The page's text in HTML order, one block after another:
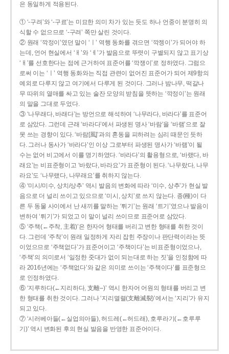
은 동일하게 적용된다.
① ‘-구려’와 ‘-구료’는 미묘한 의미 차가 있는 듯도 하나 언중이 분명히 의
식할 수 없으므로 ‘-구려’ 쪽만 살린 것이다.
② 원래 ‘깍정이’였던 말이 ‘ㅣ’ 역행 동화를 겪으면 ‘깍젱이’가 되어야 하
는데, 언어 현실에서 ‘ㅐ’와 ‘ㅔ’가 발음으로 뚜렷이 구별되지 않고 표기상
‘ㅐ’를 선호한다는 점에 근거하여 표준어를 ‘깍쟁이’로 정하였다. 그럼으
로써 이는 ‘ㅣ’ 역행 동화와는 직접 관련이 없어진 표준어가 되어 제9항의
예외로 다루지 않고 여기에서 다루게 된 것이다. 그러나 밤나무, 떡갈나
무 따위의 열매를 싸고 있는 술잔 모양의 받침을 뜻하는 ‘깍정이’는 원래
의 말을 그대로 두었다.
③ ‘나무래다, 바래다’는 방언으로 해석하여 ‘나무라다, 바라다’를 표준어
로 삼았다. 그런데 근래 ‘바라다’에서 파생된 명사 ‘바람’을 ‘바램’으로 잘
못 쓰는 경향이 있다. ‘바람[風]’과의 혼동을 피하려는 심리 때문인 듯하
다. 그러나 동사가 ‘바라다’인 이상 그로부터 파생된 명사가 ‘바램’이 될
수는 없어 비고에서 이를 명기하였다. ‘바라다’의 활용형으로, ‘바랬다, 바
래요’는 비표준형이고 ‘바랐다, 바라요’가 표준형이 된다. ‘나무랐다, 나무
라요’도 ‘나무랬다, 나무래요’를 취하지 않는다.
④ ‘미시/미수, 상치/상추’ 역시 발음의 변화에 따라 ‘미수, 상추’가 현실 발
음으로 더 널리 쓰이고 있으므로 ‘미시, 상치’로 쓰지 않는다. 종(種)이 다
른 두 동물 사이에서 난 새끼를 말하는 ‘튀기’는 원래 ‘트기’였으나 발음이
변하여 ‘튀기’가 되었고 이 말이 널리 쓰이므로 표준어로 삼았다.
⑤ ‘주책(←주착, 主着)’은 한자어 형태를 버리고 변한 형태를 취한 것이
다. 그런데 ‘주착’이 원래 일정하게 자리 잡힌 주장이나 판단력이라는 뜻
이었으므로 ‘주책없다’가 표준어이고 ‘주책이다’는 비표준형이었으나,
‘주책’의 의미로서 ‘일정한 줏대가 없이 되는대로 하는 짓’을 인정함에 따
라 2016년에는 ‘주책없다’와 같은 의미로 쓰이는 ‘주책이다’를 표준형으
로 인정하였다.
⑥ ‘지루하다(←지리하다, 支離--)’ 역시 한자어 어원의 형태를 버리고 변
한 형태를 취한 것이다. 그러나 ‘지리멸렬(支離滅裂)’에서는 ‘지리’가 유지
되고 있다.
⑦ ‘시러베아들(←실업의아들), 허드레(←허드래), 호루라기(←호루루
기)’ 역시 변화된 후의 현실 발음을 반영한 표준어이다.